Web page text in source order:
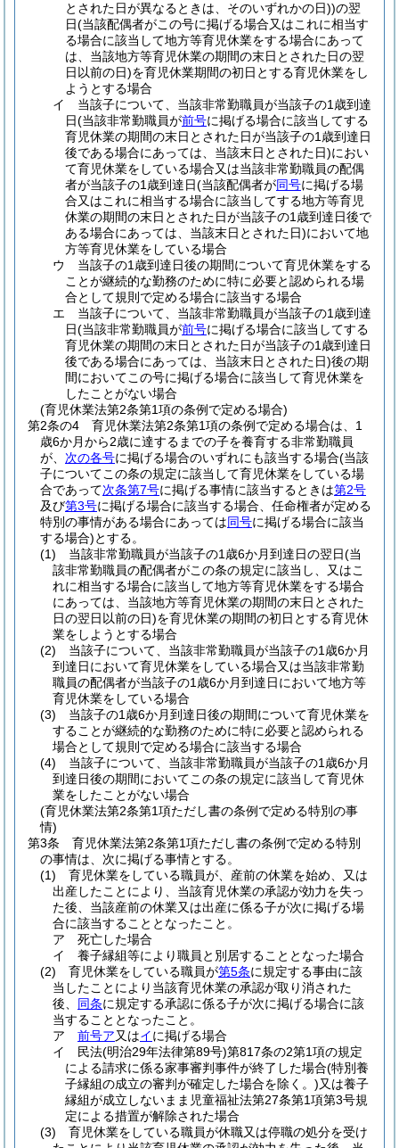
とされた日が異なるときは、そのいずれかの日))の翌
日(当該配偶者がこの号に掲げる場合又はこれに相当す
る場合に該当して地方等育児休業をする場合にあって
は、当該地方等育児休業の期間の末日とされた日の翌
日以前の日)を育児休業期間の初日とする育児休業をし
ようとする場合
イ
当該子について、当該非常勤職員が当該子の1歳到達
日(当該非常勤職員が前号に掲げる場合に該当してする
育児休業の期間の末日とされた日が当該子の1歳到達日
後である場合にあっては、当該末日とされた日)におい
て育児休業をしている場合又は当該非常勤職員の配偶
者が当該子の1歳到達日(当該配偶者が同号に掲げる場
合又はこれに相当する場合に該当してする地方等育児
休業の期間の末日とされた日が当該子の1歳到達日後で
ある場合にあっては、当該末日とされた日)において地
方等育児休業をしている場合
ウ
当該子の1歳到達日後の期間について育児休業をする
ことが継続的な勤務のために特に必要と認められる場
合として規則で定める場合に該当する場合
エ
当該子について、当該非常勤職員が当該子の1歳到達
日(当該非常勤職員が前号に掲げる場合に該当してする
育児休業の期間の末日とされた日が当該子の1歳到達日
後である場合にあっては、当該末日とされた日)後の期
間においてこの号に掲げる場合に該当して育児休業を
したことがない場合
(育児休業法第2条第1項の条例で定める場合)
第2条の4
育児休業法第2条第1項の条例で定める場合は、1
歳6か月から2歳に達するまでの子を養育する非常勤職員
が、 次の各号に掲げる場合のいずれにも該当する場合(当該
子についてこの条の規定に該当して育児休業をしている場
合であって次条第7号に掲げる事情に該当するときは第2号
及び第3号に掲げる場合に該当する場合、任命権者が定める
特別の事情がある場合にあっては同号に掲げる場合に該当
する場合)とする。
(1)
当該非常勤職員が当該子の1歳6か月到達日の翌日(当
該非常勤職員の配偶者がこの条の規定に該当し、又はこ
れに相当する場合に該当して地方等育児休業をする場合
にあっては、当該地方等育児休業の期間の末日とされた
日の翌日以前の日)を育児休業の期間の初日とする育児休
業をしようとする場合
(2)
当該子について、当該非常勤職員が当該子の1歳6か月
到達日において育児休業をしている場合又は当該非常勤
職員の配偶者が当該子の1歳6か月到達日において地方等
育児休業をしている場合
(3)
当該子の1歳6か月到達日後の期間について育児休業を
することが継続的な勤務のために特に必要と認められる
場合として規則で定める場合に該当する場合
(4)
当該子について、当該非常勤職員が当該子の1歳6か月
到達日後の期間においてこの条の規定に該当して育児休
業をしたことがない場合
(育児休業法第2条第1項ただし書の条例で定める特別の事
情)
第3条
育児休業法第2条第1項ただし書の条例で定める特別
の事情は、次に掲げる事情とする。
(1)
育児休業をしている職員が、産前の休業を始め、又は
出産したことにより、当該育児休業の承認が効力を失っ
た後、当該産前の休業又は出産に係る子が次に掲げる場
合に該当することとなったこと。
ア
死亡した場合
イ
養子縁組等により職員と別居することとなった場合
(2)
育児休業をしている職員が第5条に規定する事由に該
当したことにより当該育児休業の承認が取り消された
後、 同条に規定する承認に係る子が次に掲げる場合に該
当することとなったこと。
ア
前号ア又はイに掲げる場合
イ
民法(明治29年法律第89号)第817条の2第1項の規定
による請求に係る家事審判事件が終了した場合(特別養
子縁組の成立の審判が確定した場合を除く。)又は養子
縁組が成立しないまま児童福祉法第27条第1項第3号規
定による措置が解除された場合
(3)
育児休業をしている職員が休職又は停職の処分を受け